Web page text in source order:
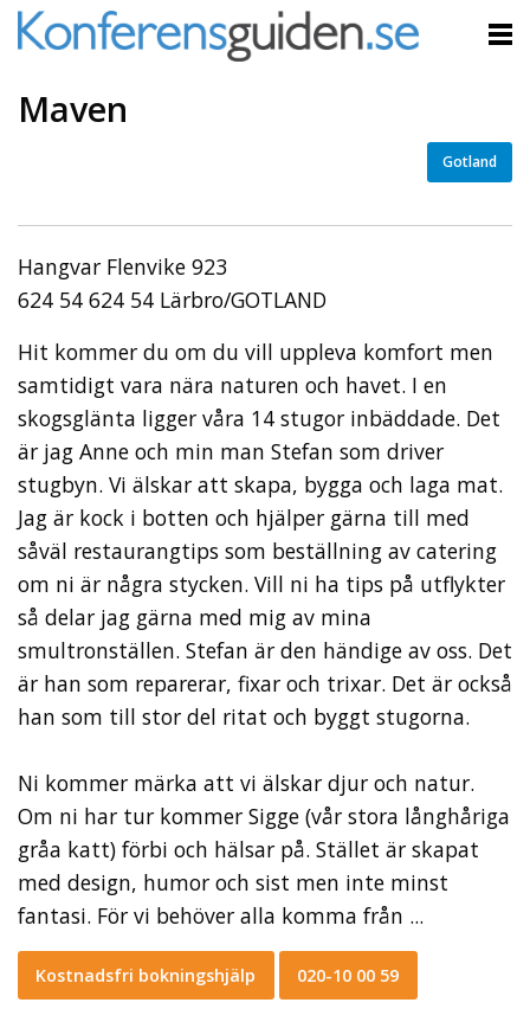
Maven
Gotland
Hangvar Flenvike 923
624 54 624 54 Lärbro/GOTLAND
Hit kommer du om du vill uppleva komfort men
samtidigt vara nära naturen och havet. I en
skogsglänta ligger våra 14 stugor inbäddade. Det
är jag Anne och min man Stefan som driver
stugbyn. Vi älskar att skapa, bygga och laga mat.
Jag är kock i botten och hjälper gärna till med
såväl restaurangtips som beställning av catering
om ni är några stycken. Vill ni ha tips på utflykter
så delar jag gärna med mig av mina
smultronställen. Stefan är den händige av oss. Det
är han som reparerar, fixar och trixar. Det är också
han som till stor del ritat och byggt stugorna.
Ni kommer märka att vi älskar djur och natur.
Om ni har tur kommer Sigge (vår stora långhåriga
gråa katt) förbi och hälsar på. Stället är skapat
med design, humor och sist men inte minst
fantasi. För vi behöver alla komma från ...
Kostnadsfri bokningshjälp 020-10 00 59